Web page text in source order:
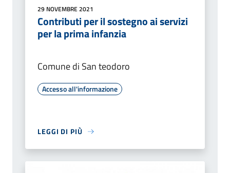
29 NOVEMBRE 2021
Contributi per il sostegno ai servizi
per la prima infanzia
Comune di San teodoro
Accesso all'informazione
LEGGI DI PIÙ